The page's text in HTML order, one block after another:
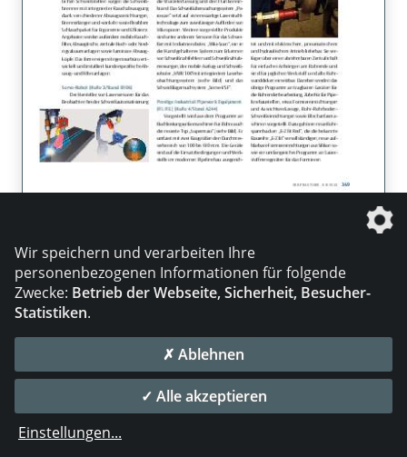
Wir speichern und verarbeiten Ihre
personenbezogenen Informationen für folgende
Zwecke: Betrieb der Webseite, Sicherheit, Besucher-
Statistiken.
✗ Ablehnen
✓ Alle akzeptieren
Einstellungen...